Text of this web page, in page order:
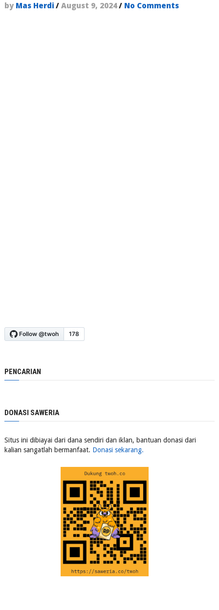
by Mas Herdi / August 9, 2024/ No Comments
PENCARIAN
DONASI SAWERIA
Situs ini dibiayai dari dana sendiri dan iklan, bantuan donasi dari
kalian sangatlah bermanfaat. Donasi sekarang.